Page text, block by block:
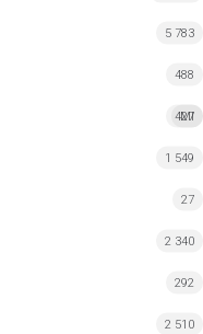
5 783
488
MI
427
1 549
27
2 340
292
2 510